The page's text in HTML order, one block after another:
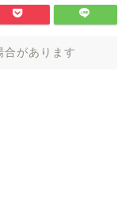
合があります